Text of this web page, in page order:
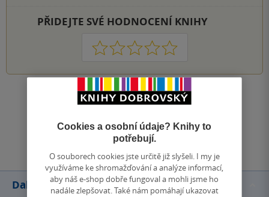
PŘIDEJTE SVÉ HODNOCENÍ KNIHY
1 2 3 4 5
Zobrazit všechna hodnocení
Přidat hodnocení
Další knihy autora
Cookies a osobní údaje? Knihy to
potřebují.
O souborech cookies jste určitě již slyšeli. I my je
využíváme ke shromažďování a analýze informací,
aby náš e-shop dobře fungoval a mohli jsme ho
nadále zlepšovat. Také nám pomáhají ukazovat